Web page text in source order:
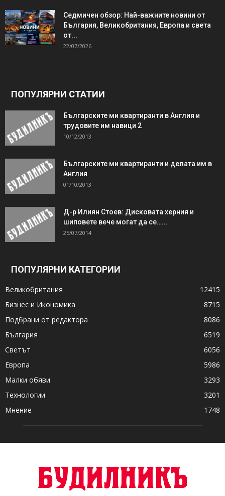
Седмичен обзор: Най-важните новини от
България, Великобритания, Европа и света
от...
22/07/2026
ПОПУЛЯРНИ СТАТИИ
Българските ми квартиранти в Англия и
трудовите им навици 2
10/12/2013
Българските ми квартиранти и делата им в
Англия
01/10/2013
Д-р Илиян Стоев: Дисковата херния и
шиповете вече могат да се…...
25/07/2014
ПОПУЛЯРНИ КАТЕГОРИИ
Великобритания
12415
Бизнес и Икономика
8715
Подбрани от редактора
8086
България
6519
Светът
6056
Европа
5986
Малки обяви
3293
Технологии
3201
Мнение
1748